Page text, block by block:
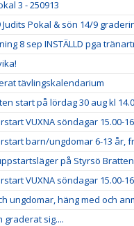
3 - 250913
Judits Pokal & sön 14/9
8 sep INSTÄLLD pga
tävlingskalendarium
start på lördag 30 aug kl
VUXNA söndagar 15.00-
barn/ungdomar 6-13 år,
på Styrsö
VUXNA söndagar 15.00-
ungdomar, häng med och
graderat sig....